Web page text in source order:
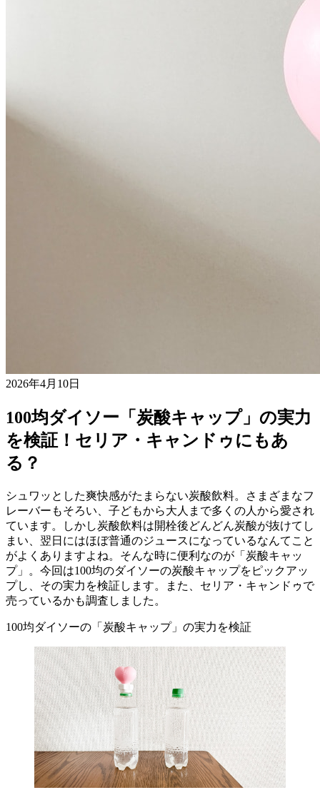
2026年4月10日
100均ダイソー「炭酸キャップ」の実力
を検証！セリア・キャンドゥにもあ
る？
シュワッとした爽快感がたまらない炭酸飲料。さまざまなフ
レーバーもそろい、子どもから大人まで多くの人から愛され
ています。しかし炭酸飲料は開栓後どんどん炭酸が抜けてし
まい、翌日にはほぼ普通のジュースになっているなんてこと
がよくありますよね。そんな時に便利なのが「炭酸キャッ
プ」。今回は100均のダイソーの炭酸キャップをピックアッ
プし、その実力を検証します。また、セリア・キャンドゥで
売っているかも調査しました。
100均ダイソーの「炭酸キャップ」の実力を検証